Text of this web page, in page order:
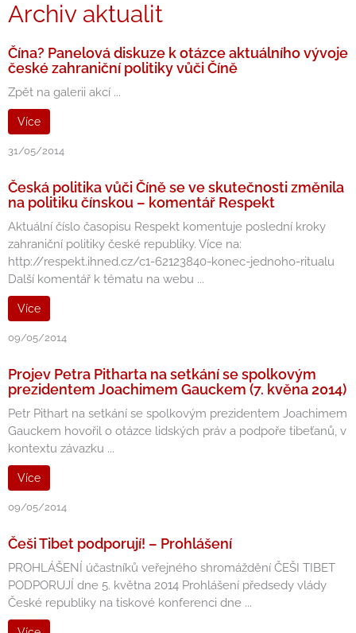
Archiv aktualit
Čína? Panelová diskuze k otázce aktuálního vývoje
české zahraniční politiky vůči Číně
Zpět na galerii akcí ...
Více
31/05/2014
Česká politika vůči Číně se ve skutečnosti změnila
na politiku čínskou – komentář Respekt
Aktuální číslo časopisu Respekt komentuje poslední kroky
zahraniční politiky české republiky. Více na:
http://respekt.ihned.cz/c1-62123840-konec-jednoho-ritualu
Další komentář k tématu na webu ...
Více
09/05/2014
Projev Petra Pitharta na setkání se spolkovým
prezidentem Joachimem Gauckem (7. kvěna 2014)
Petr Pithart na setkání se spolkovým prezidentem Joachimem
Gauckem hovořil o otázce lidských práv a podpoře tibeťanů, v
kontextu závazku ...
Více
09/05/2014
Češi Tibet podporují! – Prohlášení
PROHLÁŠENÍ účastníků veřejného shromáždění ČEŠI TIBET
PODPORUJÍ dne 5. května 2014 Prohlášení předsedy vlády
České republiky na tiskové konferenci dne ...